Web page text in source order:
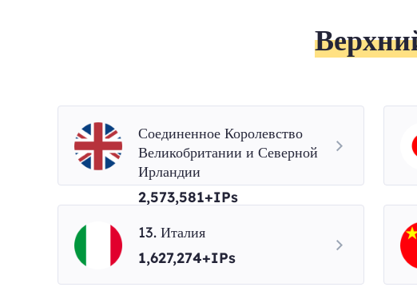
Соединенное Королевство
Великобритании и Северной
Ирландии
2,573,581+IPs
13. Италия
1,627,274+IPs